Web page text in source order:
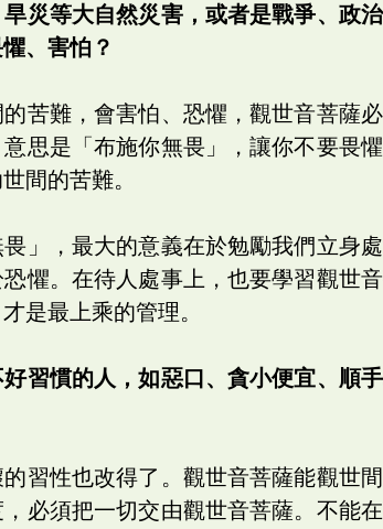
災等大自然災害，或者是戰爭、政
、害怕？
苦難，會害怕、恐懼，觀世音菩薩
思是「布施你無畏」，讓你不要畏
間的苦難。
」，最大的意義在於勉勵我們立身
懼。在待人處事上，也要學習觀世
是最上乘的管理。
習慣的人，如惡口、貪小便宜、順
習性也改得了。觀世音菩薩能觀世
必須把一切交由觀世音菩薩。不能